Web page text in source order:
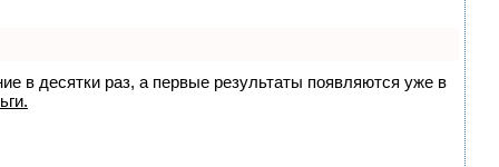
в десятки раз, а первые результаты появляются уже в